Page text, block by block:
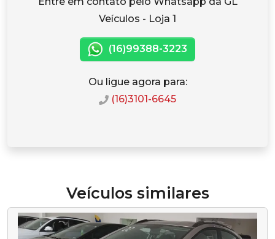
Veículos - Loja 1
(16)99388-3223
Ou ligue agora para:
(16)3101-6645
Veículos similares